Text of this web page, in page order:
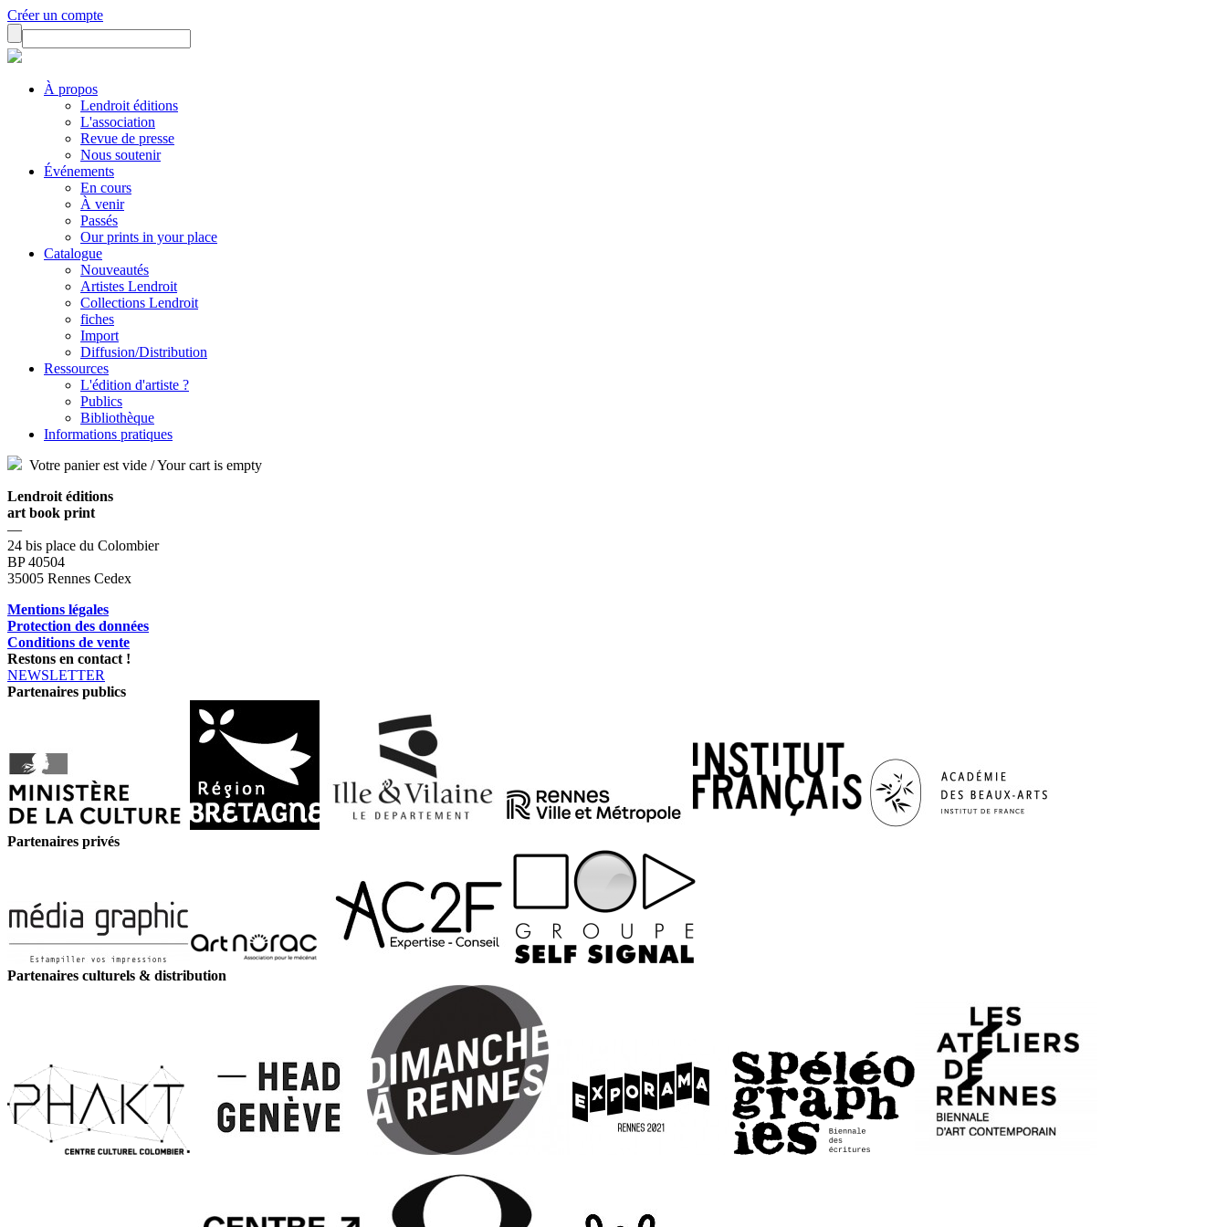
Créer un compte
À propos
Lendroit éditions
L'association
Revue de presse
Nous soutenir
Événements
En cours
À venir
Passés
Our prints in your place
Catalogue
Nouveautés
Artistes Lendroit
Collections Lendroit
fiches
Import
Diffusion/Distribution
Ressources
L'édition d'artiste ?
Publics
Bibliothèque
Informations pratiques
Votre panier est vide / Your cart is empty
Lendroit éditions
art book print
—
24 bis place du Colombier
BP 40504
35005 Rennes Cedex
Mentions légales
Protection des données
Conditions de vente
Restons en contact !
NEWSLETTER
Partenaires publics
Partenaires privés
Partenaires culturels & distribution